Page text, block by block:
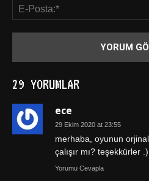
29 YORUMLAR
ece
29 Ekim 2020 at 23:55
merhaba, oyunun
çalışır mı? teşekkürler .)
Yorumu Cevapla